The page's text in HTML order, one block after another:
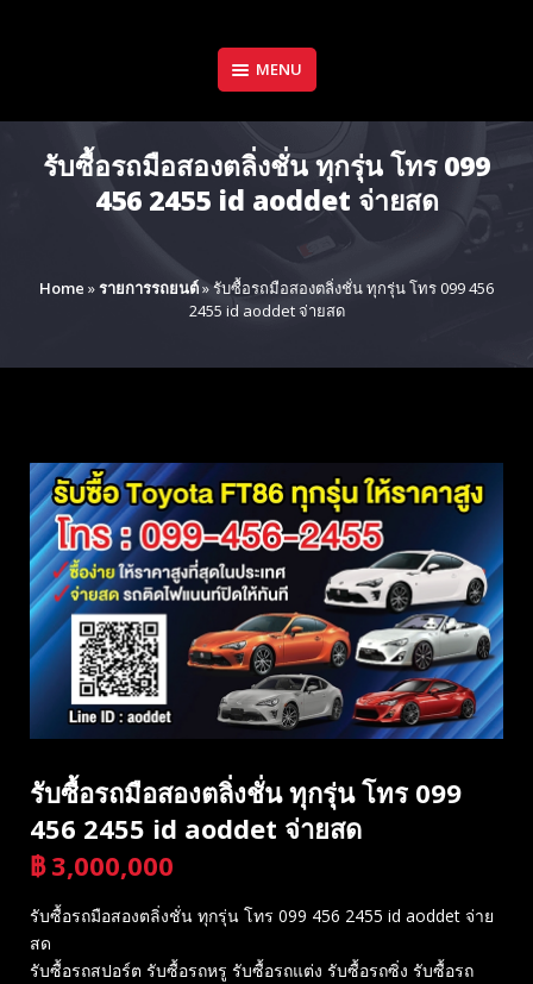
MENU
รับซื้อรถมือสองตลิ่งชั่น ทุกรุ่น โทร 099
456 2455 id aoddet จ่ายสด
Home »รายการรถยนต์»รับซื้อรถมือสองตลิ่งชั่น ทุกรุ่น โทร 099 456
2455 id aoddet จ่ายสด
รับซื้อรถมือสองตลิ่งชั่น ทุกรุ่น โทร 099
456 2455 id aoddet จ่ายสด
฿ 3,000,000
รับซื้อรถมือสองตลิ่งชั่น ทุกรุ่น โทร 099 456 2455 id aoddet จ่าย
สด
รับซื้อรถสปอร์ต รับซื้อรถหรู รับซื้อรถแต่ง รับซื้อรถซิ่ง รับซื้อรถ